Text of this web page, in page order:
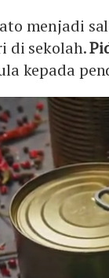
menjadi
di sekolah.
kepada